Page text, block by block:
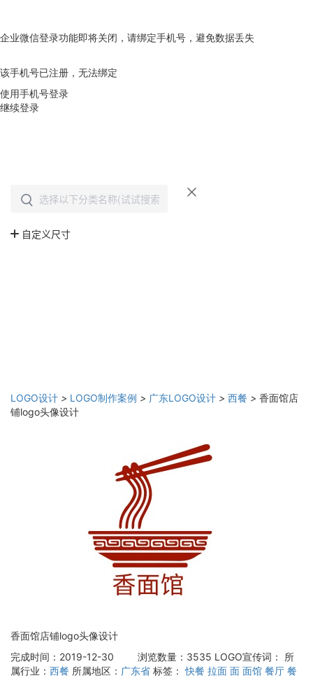
企业微信登录功能即将关闭，请绑定手机号，避免数据丢失
该手机号已注册，无法绑定
使用手机号登录
继续登录
LOGO设计 > LOGO制作案例 > 广东LOGO设计 > 西餐 > 香面馆店
铺logo头像设计
香面馆店铺logo头像设计
完成时间：2019-12-30
浏览数量：3535 LOGO宣传词：
所
属行业： 西餐 所属地区： 广东省 标签：快餐 拉面 面 面馆 餐厅 餐